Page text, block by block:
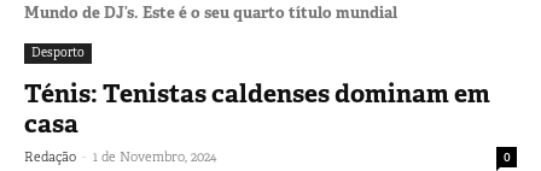
Mundo de DJ’s. Este é o seu quarto título mundial
Desporto
Ténis: Tenistas caldenses dominam em
casa
Redação - 1 de Novembro, 2024 0